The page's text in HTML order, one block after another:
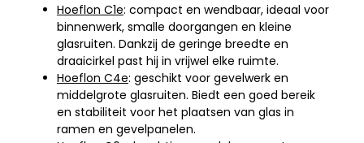
Hoeflon C1e: compact en wendbaar, ideaal voor
binnenwerk, smalle doorgangen en kleine
glasruiten. Dankzij de geringe breedte en
draaicirkel past hij in vrijwel elke ruimte.
Hoeflon C4e: geschikt voor gevelwerk en
middelgrote glasruiten. Biedt een goed bereik
en stabiliteit voor het plaatsen van glas in
ramen en gevelpanelen.